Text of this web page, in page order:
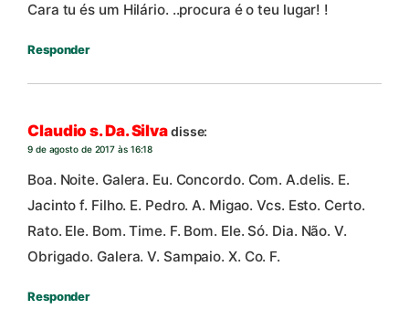
Cara tu és um Hilário. ..procura é o teu lugar! !
Responder
Claudio s. Da. Silvadisse:
9 de agosto de 2017 às 16:18
Boa. Noite. Galera. Eu. Concordo. Com. A.delis. E.
Jacinto f. Filho. E. Pedro. A. Migao. Vcs. Esto. Certo.
Rato. Ele. Bom. Time. F. Bom. Ele. Só. Dia. Não. V.
Obrigado. Galera. V. Sampaio. X. Co. F.
Responder